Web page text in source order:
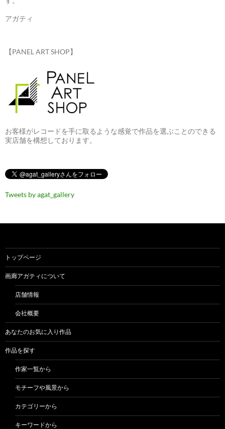
アガティ
【PANEL ART SHOP】
お客様がレコードを手に取るような感覚で作品を選ぶことのできる
実店舗を構想しております。
Tweets by agat_gallery
トップページ
画廊アガティについて
店舗情報
会社概要
あなたのお気に入り作品
作品を探す
作家一覧から
モチーフや風景から
カテゴリーから
キーワードから